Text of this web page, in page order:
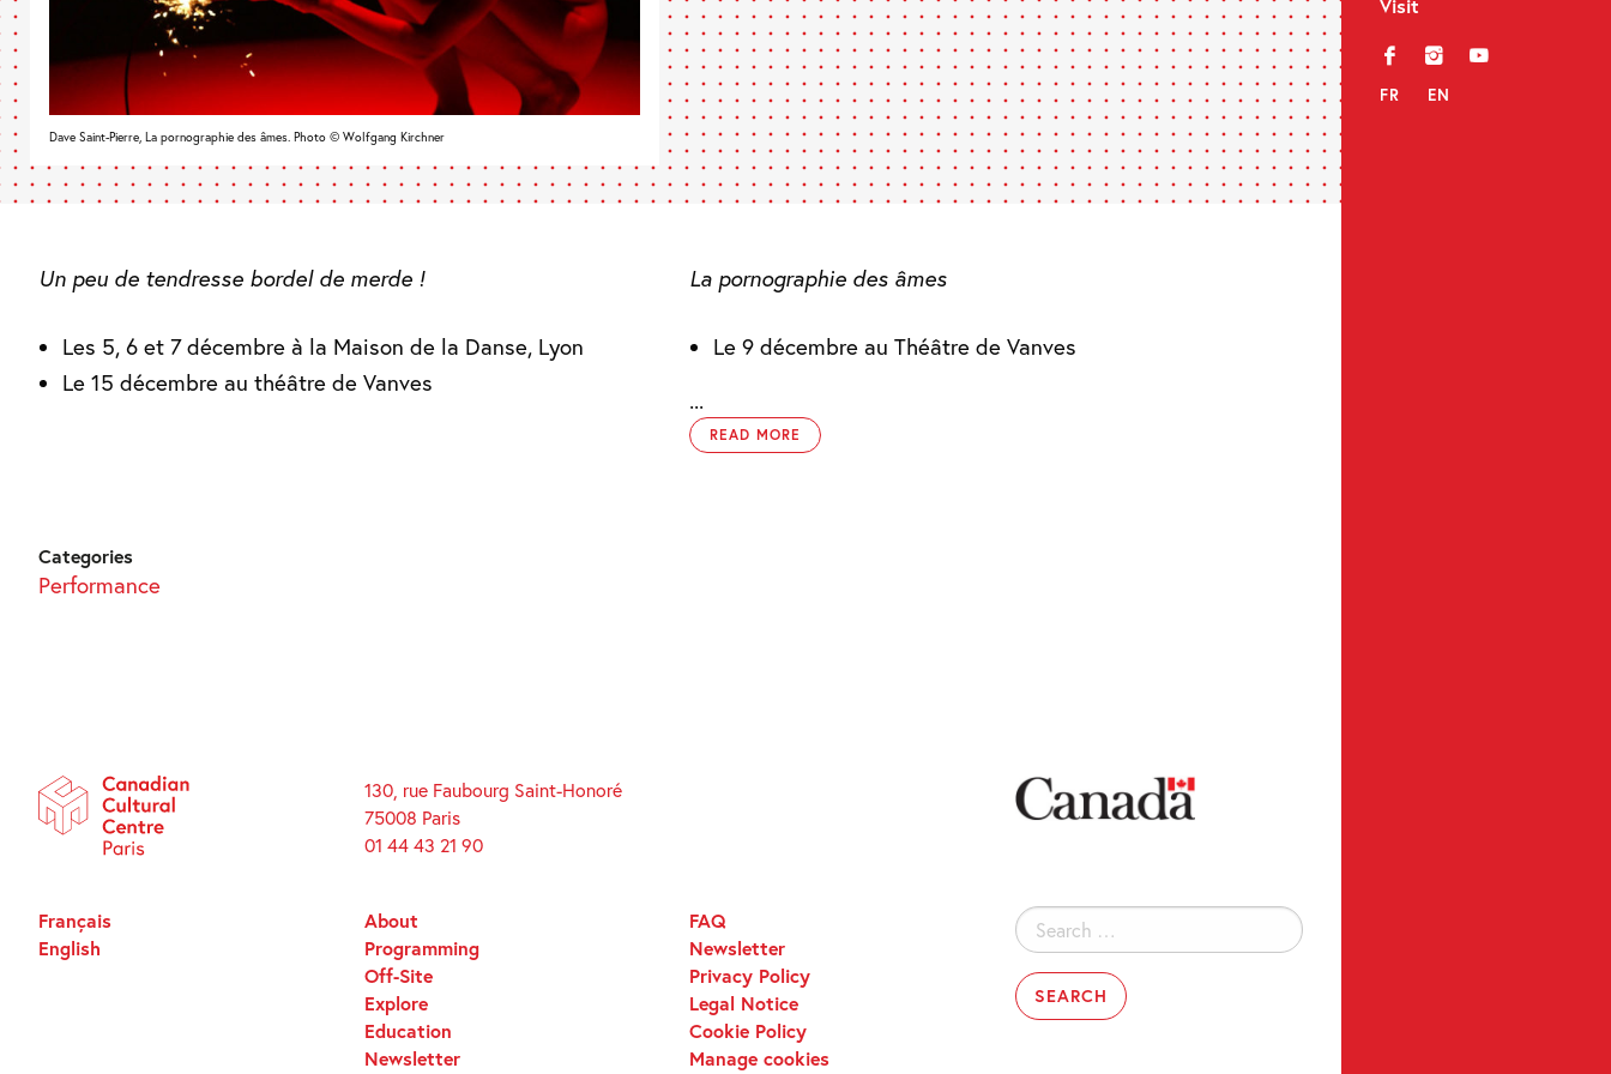
Visit
f i y
FR EN
Dave Saint-Pierre, La pornographie des âmes. Photo © Wolfgang Kirchner
Un peu de tendresse bordel de merde !
Les 5, 6 et 7 décembre à la Maison de la Danse, Lyon
Le 15 décembre au théâtre de Vanves
La pornographie des âmes
Le 9 décembre au Théâtre de Vanves
...
READ MORE
Categories
Performance
130, rue Faubourg Saint-Honoré
75008 Paris
01 44 43 21 90
Search
for:
About
Programming
Off-Site
Explore
Education
Newsletter
FAQ
Newsletter
Privacy Policy
Legal Notice
Cookie Policy
Manage cookies
Français
English